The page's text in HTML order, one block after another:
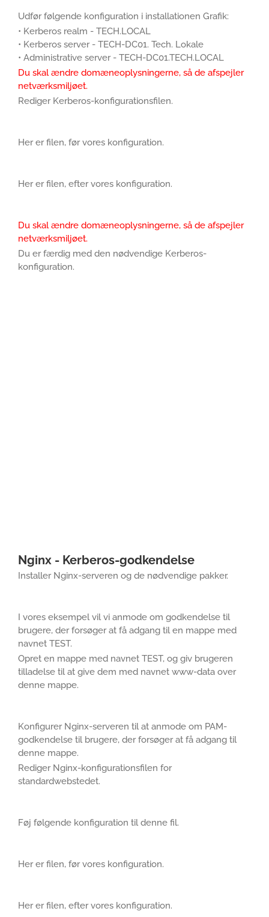
Udfør følgende konfiguration i installationen Grafik:
• Kerberos realm - TECH.LOCAL
• Kerberos server - TECH-DC01. Tech. Lokale
• Administrative server - TECH-DC01.TECH.LOCAL
Du skal ændre domæneoplysningerne, så de afspejler
netværksmiljøet.
Rediger Kerberos-konfigurationsfilen.
Her er filen, før vores konfiguration.
Her er filen, efter vores konfiguration.
Du skal ændre domæneoplysningerne, så de afspejler
netværksmiljøet.
Du er færdig med den nødvendige Kerberos-
konfiguration.
Nginx - Kerberos-godkendelse
Installer Nginx-serveren og de nødvendige pakker.
I vores eksempel vil vi anmode om godkendelse til
brugere, der forsøger at få adgang til en mappe med
navnet TEST.
Opret en mappe med navnet TEST, og giv brugeren
tilladelse til at give dem med navnet www-data over
denne mappe.
Konfigurer Nginx-serveren til at anmode om PAM-
godkendelse til brugere, der forsøger at få adgang til
denne mappe.
Rediger Nginx-konfigurationsfilen for
standardwebstedet.
Føj følgende konfiguration til denne fil.
Her er filen, før vores konfiguration.
Her er filen, efter vores konfiguration.